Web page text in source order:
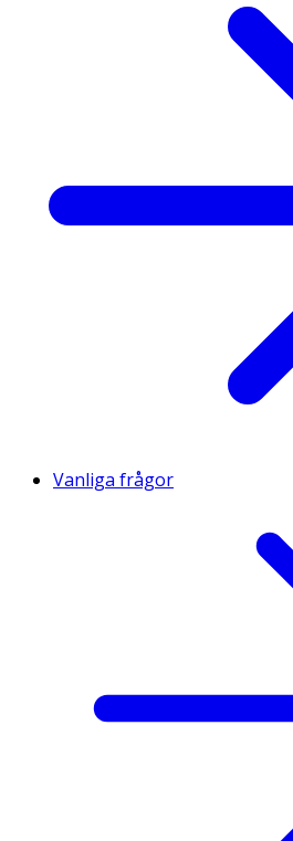
Vanliga frågor